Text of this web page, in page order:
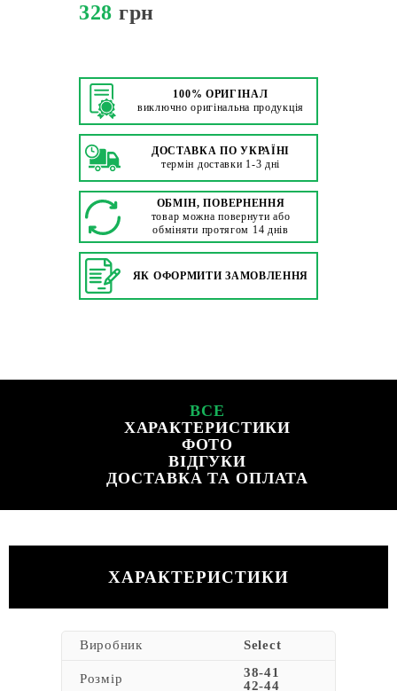
328 грн
100% ОРИГІНАЛ
виключно оригінальна продукція
ДОСТАВКА ПО УКРАЇНІ
термін доставки 1-3 дні
ОБМІН, ПОВЕРНЕННЯ
товар можна повернути або
обміняти протягом 14 днів
ЯК ОФОРМИТИ ЗАМОВЛЕННЯ
ВСЕ
ХАРАКТЕРИСТИКИ
ФОТО
ВІДГУКИ
ДОСТАВКА ТА ОПЛАТА
ХАРАКТЕРИСТИКИ
Виробник Select
Розмір
38-41
42-44